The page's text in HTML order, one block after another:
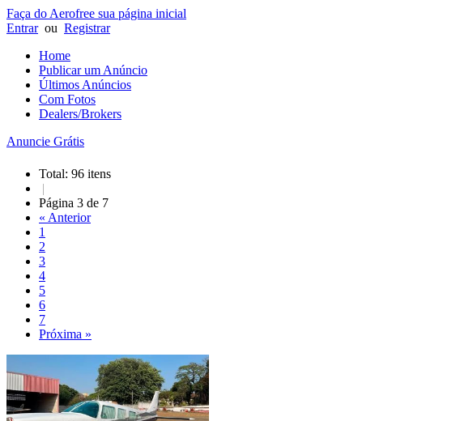
Faça do Aerofree sua página inicial
Entrarou Registrar
Home
Publicar um Anúncio
Últimos Anúncios
Com Fotos
Dealers/Brokers
Anuncie Grátis
Total: 96 itens
|
Página 3 de 7
« Anterior
1
2
3
4
5
6
7
Próxima »